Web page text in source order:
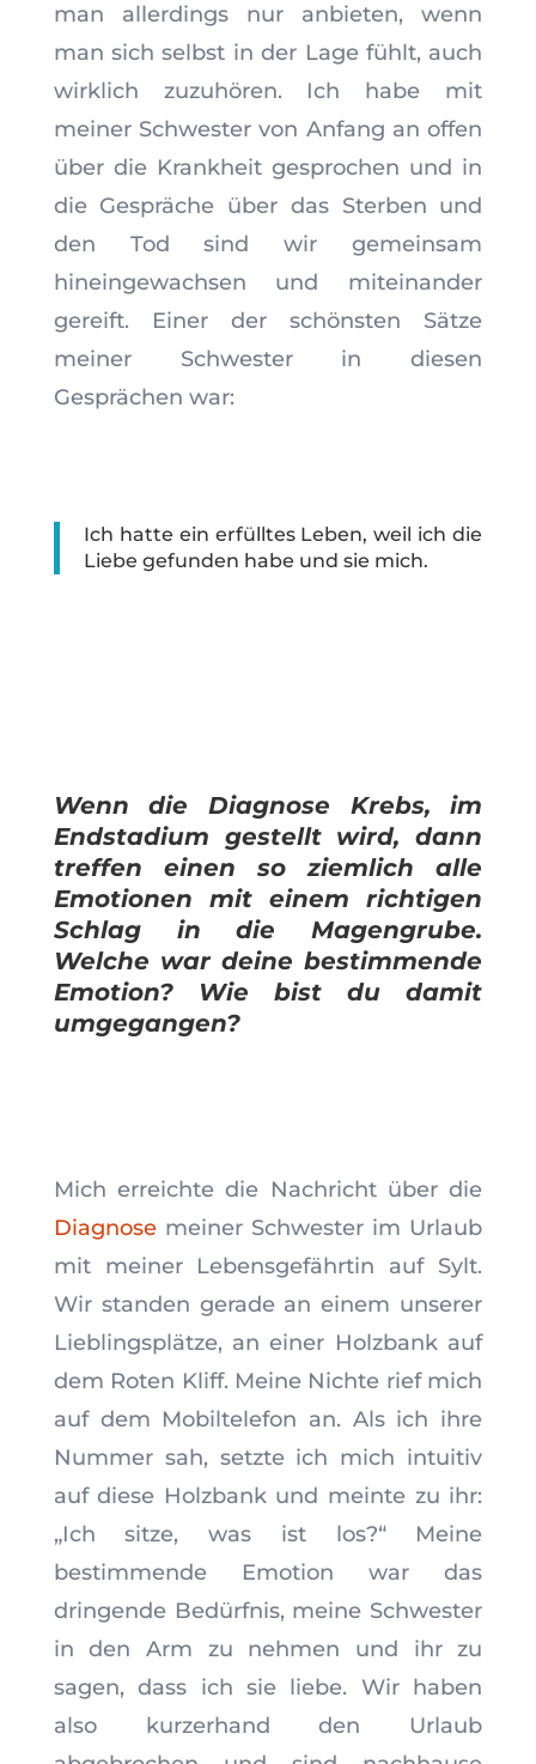
man allerdings nur anbieten, wenn
man sich selbst in der Lage fühlt, auch
wirklich zuzuhören. Ich habe mit
meiner Schwester von Anfang an offen
über die Krankheit gesprochen und in
die Gespräche über das Sterben und
den Tod sind wir gemeinsam
hineingewachsen und miteinander
gereift. Einer der schönsten Sätze
meiner Schwester in diesen
Gesprächen war:
Ich hatte ein erfülltes Leben, weil ich die
Liebe gefunden habe und sie mich.
Wenn die Diagnose Krebs, im
Endstadium gestellt wird, dann
treffen einen so ziemlich alle
Emotionen mit einem richtigen
Schlag in die Magengrube.
Welche war deine bestimmende
Emotion? Wie bist du damit
umgegangen?
Mich erreichte die Nachricht über die
Diagnosemeiner Schwester im Urlaub
mit meiner Lebensgefährtin auf Sylt.
Wir standen gerade an einem unserer
Lieblingsplätze, an einer Holzbank auf
dem Roten Kliff. Meine Nichte rief mich
auf dem Mobiltelefon an. Als ich ihre
Nummer sah, setzte ich mich intuitiv
auf diese Holzbank und meinte zu ihr:
„Ich sitze, was ist los?“ Meine
bestimmende Emotion war das
dringende Bedürfnis, meine Schwester
in den Arm zu nehmen und ihr zu
sagen, dass ich sie liebe. Wir haben
also kurzerhand den Urlaub